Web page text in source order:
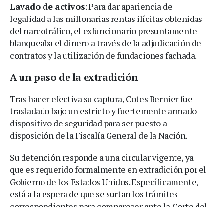
Lavado de activos: Para dar apariencia de
legalidad a las millonarias rentas ilícitas obtenidas
del narcotráfico, el exfuncionario presuntamente
blanqueaba el dinero a través de la adjudicación de
contratos y la utilización de fundaciones fachada.
A un paso de la extradición
Tras hacer efectiva su captura, Cotes Bernier fue
trasladado bajo un estricto y fuertemente armado
dispositivo de seguridad para ser puesto a
disposición de la Fiscalía General de la Nación.
Su detención responde a una circular vigente, ya
que es requerido formalmente en extradición por el
Gobierno de los Estados Unidos. Específicamente,
está a la espera de que se surtan los trámites